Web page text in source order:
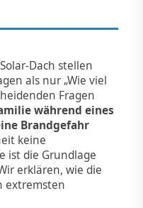
Dach stellen
als nur „Wie viel
Fragen
während eines
Brandgefahr
keine
ist die Grundlage
erklären, wie die
extremsten